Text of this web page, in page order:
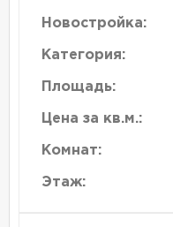
Новостройка:
Категория:
Площадь:
Цена за кв.м.:
Комнат:
Этаж: